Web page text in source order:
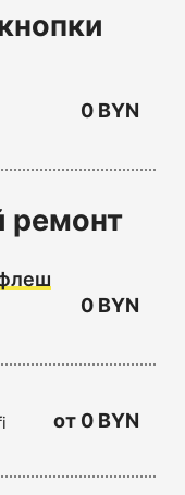
0 BYN
ремонт
0 BYN
от 0 BYN